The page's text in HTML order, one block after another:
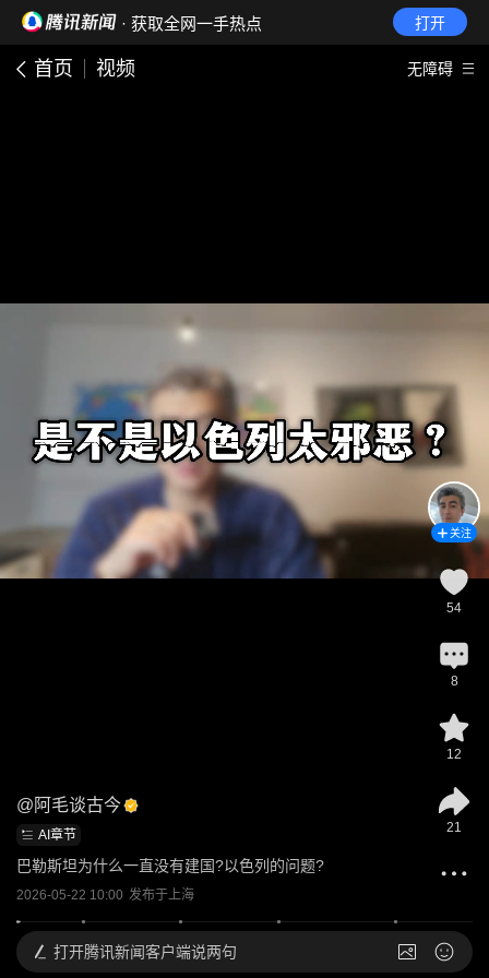
· 获取全网一手热点 打开
首页 视频 无障碍
@ 阿毛谈古今
AI章节
巴勒斯坦为什么一直没有建国?以色列的问题?
2026-05-22 10:00 发布于上海
关注
54
8
12
21
打开腾讯新闻客户端说两句